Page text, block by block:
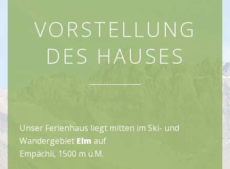
VORSTELLUNG
DES HAUSES
Unser Ferienhaus liegt mitten im Ski- und
Wandergebiet Elm auf
Empächli, 1500 m ü.M.